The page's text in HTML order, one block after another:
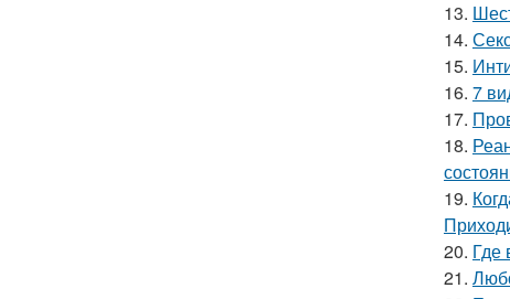
13.
14.
15.
16. 7
17.
18.
19.
20. Где
21.